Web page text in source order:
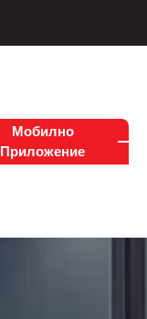
Мобилно
Приложение